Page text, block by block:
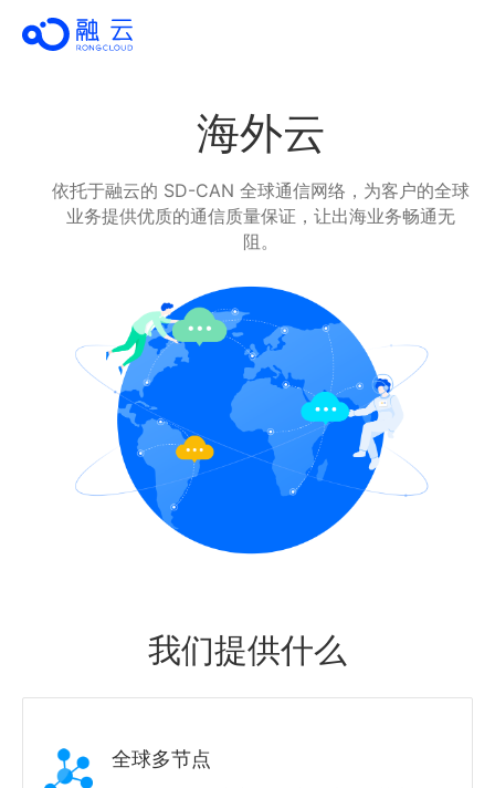
海外云
依托于融云的 SD-CAN 全球通信网络，为客户的全球
业务提供优质的通信质量保证，让出海业务畅通无
阻。
我们提供什么
全球多节点